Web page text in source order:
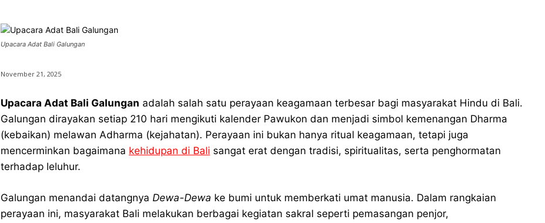
Upacara Adat Bali Galungan
November 21, 2025
Upacara Adat Bali Galungan adalah salah satu perayaan keagamaan terbesar bagi masyarakat Hindu di Bali.
Galungan dirayakan setiap 210 hari mengikuti kalender Pawukon dan menjadi simbol kemenangan Dharma
(kebaikan) melawan Adharma (kejahatan). Perayaan ini bukan hanya ritual keagamaan, tetapi juga
mencerminkan bagaimana kehidupan di Bali sangat erat dengan tradisi, spiritualitas, serta penghormatan
terhadap leluhur.
Galungan menandai datangnya Dewa-Dewa ke bumi untuk memberkati umat manusia. Dalam rangkaian
perayaan ini, masyarakat Bali melakukan berbagai kegiatan sakral seperti pemasangan penjor,